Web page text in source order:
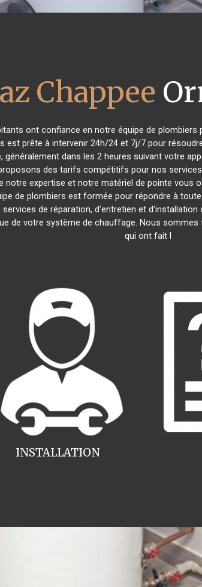
Chappee
ont confiance en notre équipe de
est prête à intervenir 24h/24 et 7j/7 pour
dans les 2 heures suivant votre
des tarifs compétitifs pour nos
notre expertise et notre matériel de pointe vous
de plombiers est formée pour répondre à
de réparation, d'entretien et d'installation
de votre système de chauffage. Nous
qui ont fait l
INSTALLATION